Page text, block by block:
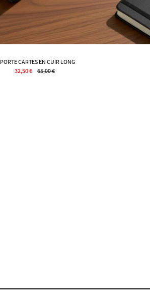
PORTE CARTES EN CUIR LONG
32,50 €
65,00 €